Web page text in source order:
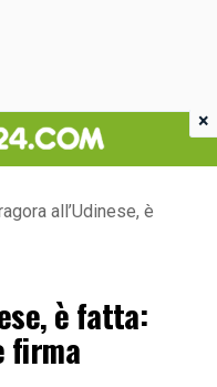
all’Udinese, è
è fatta:
firma
×